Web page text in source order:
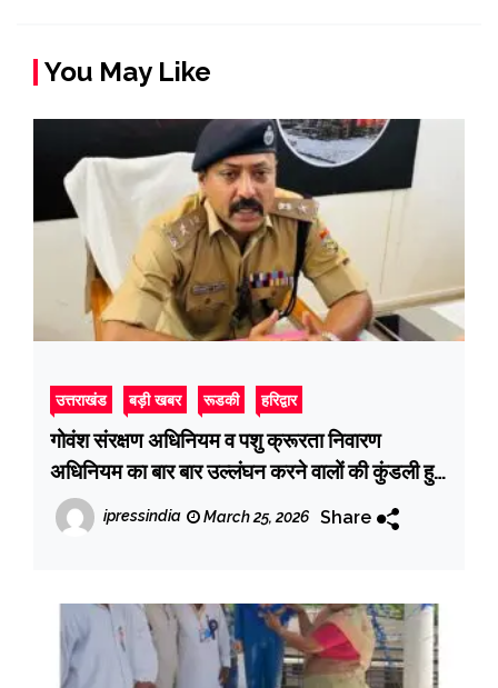
You May Like
उत्तराखंड बड़ी खबर रूडकी हरिद्वार
गोवंश संरक्षण अधिनियम व पशु क्रूरता निवारण
अधिनियम का बार बार उल्लंघन करने वालों की कुंडली हुई
तैयार,11 कोतवाली/ थानों में चिन्हित किये 57 गैंग के
162 अभियुक्त पर गैंगस्टर एक्ट में होगी कार्रवाई,67 के
ipressindia March 25, 2026 Share